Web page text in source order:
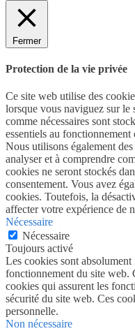
Fermer
Protection de la vie privée
Ce site web utilise des
lorsque vous naviguez sur le
comme nécessaires sont
essentiels au
Nous utilisons également
analyser et à comprendre
cookies ne seront stockés
consentement. Vous avez
cookies. Toutefois, la
affecter votre expérience de
Nécessaire
Nécessaire
Toujours activé
Les cookies sont absolument
fonctionnement du site web.
cookies qui assurent les
sécurité du site web. Ces
personnelle.
Non nécessaire